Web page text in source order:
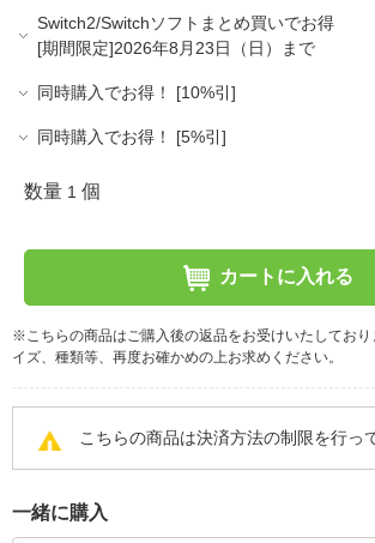
Switch2/Switchソフトまとめ買いでお得
[期間限定]2026年8月23日（日）まで
同時購入でお得！ [10%引]
同時購入でお得！ [5%引]
数量 1 個
カートに入れる
※こちらの商品はご購入後の返品をお受けいたしてお
イズ、種類等、再度お確かめの上お求めください。
こちらの商品は決済方法の制限を行っ
一緒に購入